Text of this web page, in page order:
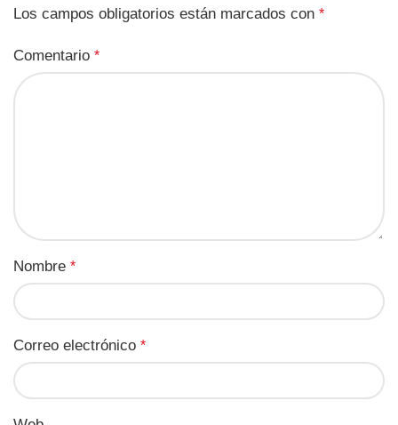
Los campos obligatorios están marcados con *
Comentario *
Nombre *
Correo electrónico *